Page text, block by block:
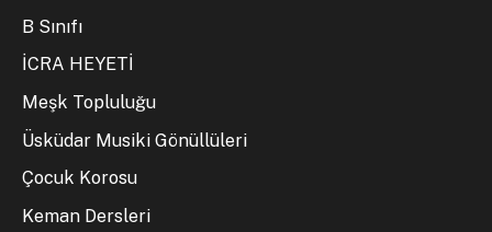
B Sınıfı
İCRA HEYETİ
Meşk Topluluğu
Üsküdar Musiki Gönüllüleri
Çocuk Korosu
Keman Dersleri